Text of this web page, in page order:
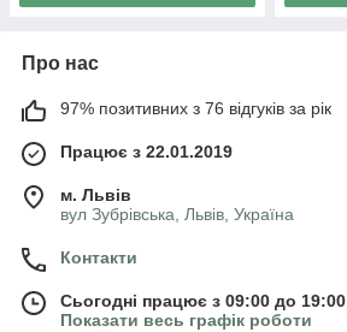
Про нас
97% позитивних з 76 відгуків за рік
Працює з 22.01.2019
м. Львів
вул Зубрівська, Львів, Україна
Контакти
Сьогодні працює з 09:00 до 19:00
Показати весь графік роботи